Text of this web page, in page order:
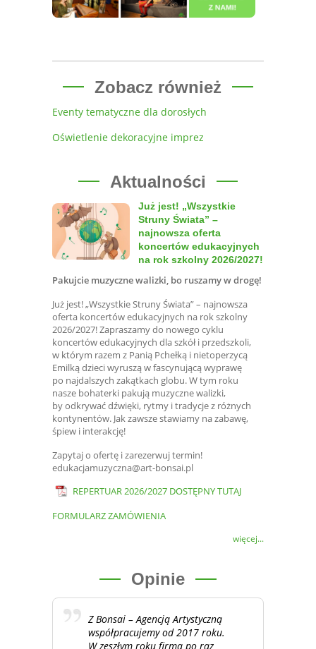
Zobacz również
Eventy tematyczne dla dorosłych
Oświetlenie dekoracyjne imprez
Aktualności
Już jest! „Wszystkie
Struny Świata” –
najnowsza oferta
koncertów edukacyjnych
na rok szkolny 2026/2027!
Pakujcie muzyczne walizki, bo ruszamy w drogę!
Już jest! „Wszystkie Struny Świata” – najnowsza
oferta koncertów edukacyjnych na rok szkolny
2026/2027! Zapraszamy do nowego cyklu
koncertów edukacyjnych dla szkół i przedszkoli,
w którym razem z Panią Pchełką i nietoperzycą
Emilką dzieci wyruszą w fascynującą wyprawę
po najdalszych zakątkach globu. W tym roku
nasze bohaterki pakują muzyczne walizki,
by odkrywać dźwięki, rytmy i tradycje z różnych
kontynentów. Jak zawsze stawiamy na zabawę,
śpiew i interakcję!
Zapytaj o ofertę i zarezerwuj termin!
edukacjamuzyczna@art-bonsai.pl
REPERTUAR 2026/2027 DOSTĘPNY TUTAJ
FORMULARZ ZAMÓWIENIA
więcej...
Opinie
Z Bonsai – Agencją Artystyczną
współpracujemy od 2017 roku.
W zeszłym roku firma po raz